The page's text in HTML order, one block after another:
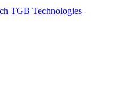
TGB Technologies